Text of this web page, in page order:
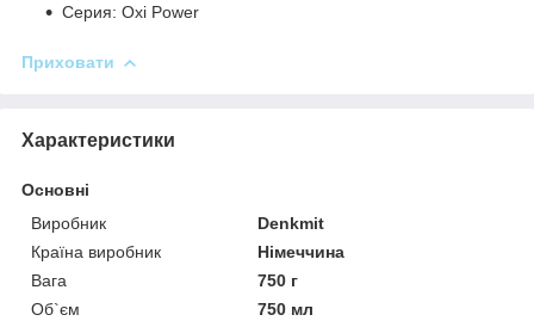
Серия: Oxi Power
Приховати
Характеристики
Основні
Виробник
Denkmit
Країна виробник
Німеччина
Вага
750 г
Об`єм
750 мл